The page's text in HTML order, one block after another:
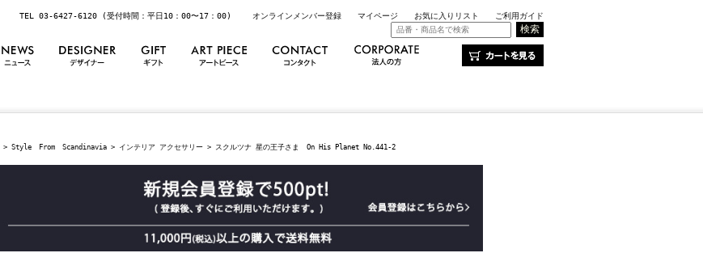
TEL 03-6427-6120 (受付時間：平日10：00〜17：00) オンラインメンバー登録 マイページ お気に入りリスト ご利用ガイド
> Style From Scandinavia > インテリア アクセサリー > スクルツナ 星の王子さま On His Planet No.441-2